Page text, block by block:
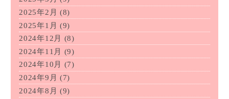
2025年2月 (8)
2025年1月 (9)
2024年12月
(8)
2024年11月
(9)
2024年10月
(7)
2024年9月 (7)
2024年8月 (9)